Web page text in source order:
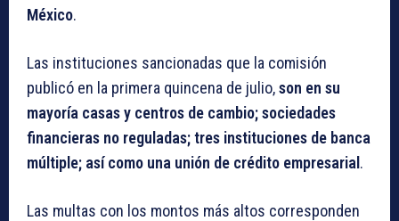
México.
Las instituciones sancionadas que la comisión
publicó en la primera quincena de julio,son en su
mayoría casas y centros de cambio; sociedades
financieras no reguladas; tres instituciones de banca
múltiple; así como una unión de crédito empresarial.
Las multas con los montos más altos corresponden